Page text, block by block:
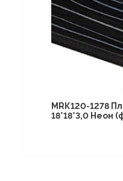
МRК120-1278
18*18*3,0 Неон